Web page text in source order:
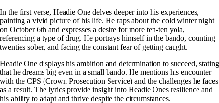
In the first verse, Headie One delves deeper into his experiences,
painting a vivid picture of his life. He raps about the cold winter night
on October 6th and expresses a desire for more ten-ten yola,
referencing a type of drug. He portrays himself in the bando, counting
twenties sober, and facing the constant fear of getting caught.
Headie One displays his ambition and determination to succeed, stating
that he dreams big even in a small bando. He mentions his encounter
with the CPS (Crown Prosecution Service) and the challenges he faces
as a result. The lyrics provide insight into Headie Ones resilience and
his ability to adapt and thrive despite the circumstances.